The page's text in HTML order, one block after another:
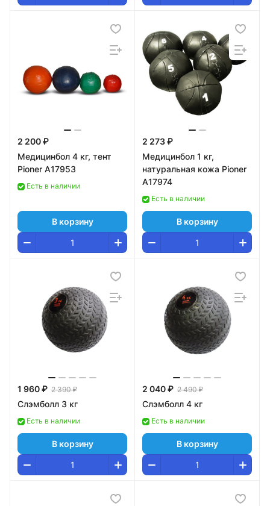
2 200 ₽
Медицинбол 4 кг, тент
Pioner A17953
Есть в наличии
В корзину
2 273 ₽
Медицинбол 1 кг,
натуральная кожа Pioner
A17974
Есть в наличии
В корзину
1 960 ₽ 2 390 ₽
Слэмболл 3 кг
Есть в наличии
В корзину
2 040 ₽ 2 490 ₽
Слэмболл 4 кг
Есть в наличии
В корзину